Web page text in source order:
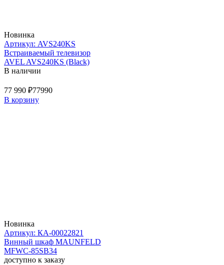
Новинка
Артикул: AVS240KS
Встраиваемый телевизор
AVEL AVS240KS (Black)
В наличии
77 990 ₽77990
В корзину
Новинка
Артикул: КА-00022821
Винный шкаф MAUNFELD
MFWC-85SB34
доступно к заказу